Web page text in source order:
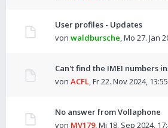
User profiles - Updates
von waldbursche,Mo 27. Jan
Can't find the IMEI numbers
von ACFL,Fr 22. Nov 2024, 13:55
No answer from Vollaphone
von MV179,Mi 18. Sep 2024,